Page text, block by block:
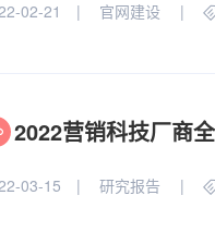
02-21
官网建设
2022营销科技厂商
03-15 研究报告